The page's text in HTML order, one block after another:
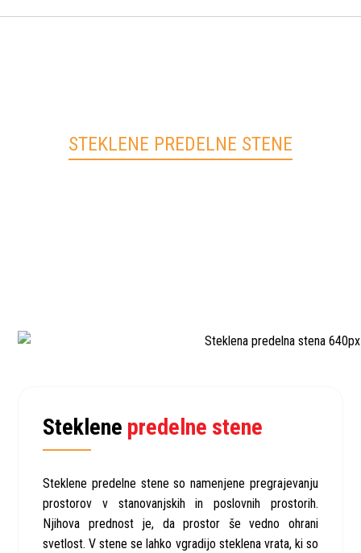
STEKLENE PREDELNE STENE
Steklene predelne stene
Steklene predelne stene so namenjene pregrajevanju
prostorov v stanovanjskih in poslovnih prostorih.
Njihova prednost je, da prostor še vedno ohrani
svetlost. V stene se lahko vgradijo steklena vrata, ki so